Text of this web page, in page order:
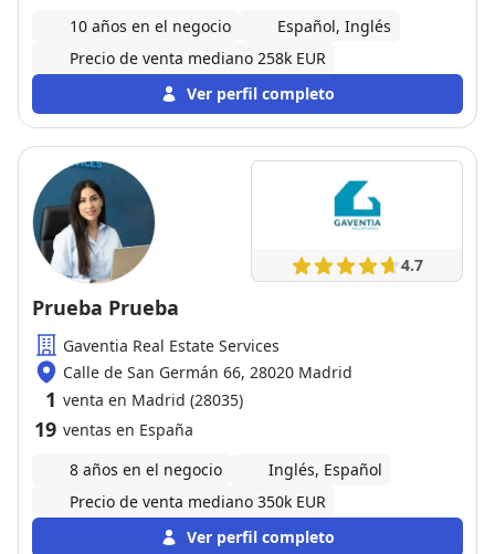
10 años en el negocio
Español, Inglés
Precio de venta mediano 258k EUR
Ver perfil completo
4.7
Prueba Prueba
Gaventia Real Estate Services
Calle de San Germán 66, 28020 Madrid
1 venta en Madrid (28035)
19 ventas en España
8 años en el negocio
Inglés, Español
Precio de venta mediano 350k EUR
Ver perfil completo